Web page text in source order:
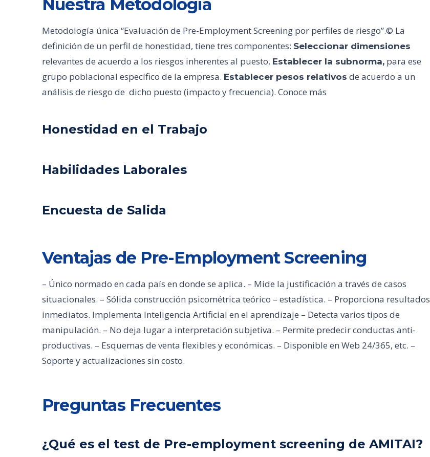
Nuestra Metodología
Metodología única “Evaluación de Pre-Employment Screening por perfiles de riesgo”.© La
definición de un perfil de honestidad, tiene tres componentes: Seleccionar dimensiones
relevantes de acuerdo a los riesgos inherentes al puesto. Establecer la subnorma, para ese
grupo poblacional específico de la empresa. Establecer pesos relativos de acuerdo a un
análisis de riesgo de dicho puesto (impacto y frecuencia). Conoce más
Honestidad en el Trabajo
Habilidades Laborales
Encuesta de Salida
Ventajas de Pre-Employment Screening
– Único normado en cada país en donde se aplica. – Mide la justificación a través de casos
situacionales. – Sólida construcción psicométrica teórico – estadística. – Proporciona resultados
inmediatos. Implementa Inteligencia Artificial en el aprendizaje – Detecta varios tipos de
manipulación. – No deja lugar a interpretación subjetiva. – Permite predecir conductas anti-
productivas. – Esquemas de venta flexibles y económicas. – Disponible en Web 24/365, etc. –
Soporte y actualizaciones sin costo.
Preguntas Frecuentes
¿Qué es el test de Pre-employment screening de AMITAI?